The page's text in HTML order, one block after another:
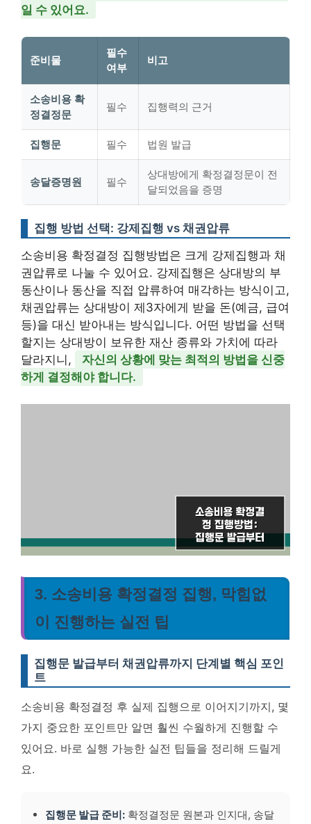
일 수 있어요.
준비물
필수
여부
비고
소송비용 확
정결정문
필수 집행력의 근거
집행문 필수 법원 발급
송달증명원 필수
상대방에게 확정결정문이 전
달되었음을 증명
집행 방법 선택: 강제집행 vs 채권압류
소송비용 확정결정 집행방법은 크게 강제집행과 채
권압류로 나눌 수 있어요. 강제집행은 상대방의 부
동산이나 동산을 직접 압류하여 매각하는 방식이고,
채권압류는 상대방이 제3자에게 받을 돈(예금, 급여
등)을 대신 받아내는 방식입니다. 어떤 방법을 선택
할지는 상대방이 보유한 재산 종류와 가치에 따라
달라지니,
자신의 상황에 맞는 최적의 방법을 신중
하게 결정해야 합니다.
3. 소송비용 확정결정 집행, 막힘없
이 진행하는 실전 팁
집행문 발급부터 채권압류까지 단계별 핵심 포인
트
소송비용 확정결정 후 실제 집행으로 이어지기까지, 몇
가지 중요한 포인트만 알면 훨씬 수월하게 진행할 수
있어요. 바로 실행 가능한 실전 팁들을 정리해 드릴게
요.
집행문 발급 준비: 확정결정문 원본과 인지대, 송달